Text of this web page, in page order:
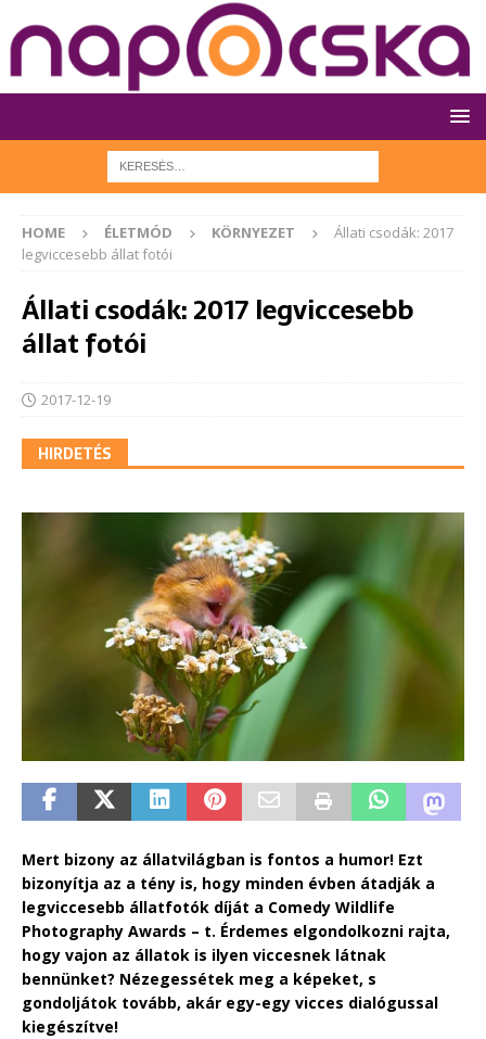
HOME ÉLETMÓD KÖRNYEZET
Állati csodák: 2017
legviccesebb állat fotói
Állati csodák: 2017 legviccesebb
állat fotói
2017-12-19
HIRDETÉS
Mert bizony az állatvilágban is fontos a humor! Ezt
bizonyítja az a tény is, hogy minden évben átadják a
legviccesebb állatfotók díját a Comedy Wildlife
Photography Awards – t. Érdemes elgondolkozni rajta,
hogy vajon az állatok is ilyen viccesnek látnak
bennünket? Nézegessétek meg a képeket, s
gondoljátok tovább, akár egy-egy vicces dialógussal
kiegészítve!